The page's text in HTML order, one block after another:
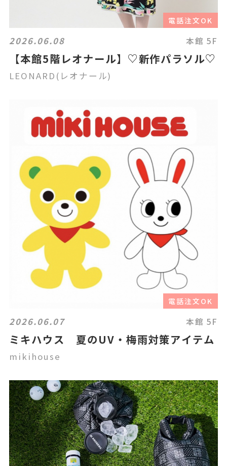
電話注文OK
2026.06.08 本館 5F
【本館5階レオナール】♡新作パラソル♡
LEONARD(レオナール)
電話注文OK
2026.06.07 本館 5F
ミキハウス 夏のUV・梅雨対策アイテム
mikihouse